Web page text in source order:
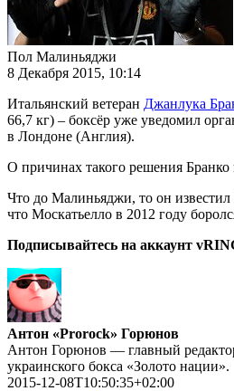
Пол Малиньяджи
8 Декабря 2015, 10:14
Итальянский ветеран Джанлука
66,7 кг) – боксёр уже уведомил
в Лондоне (Англия).
О причинах такого решения
Что до Малиньяджи, то он известил
что Москатьелло в 2012 году
Подписывайтесь на аккаунт
Антон «Prorock» Горюнов
Антон Горюнов — главный
украинского бокса «Золото нации».
2015-12-08T10:50:35+02:00